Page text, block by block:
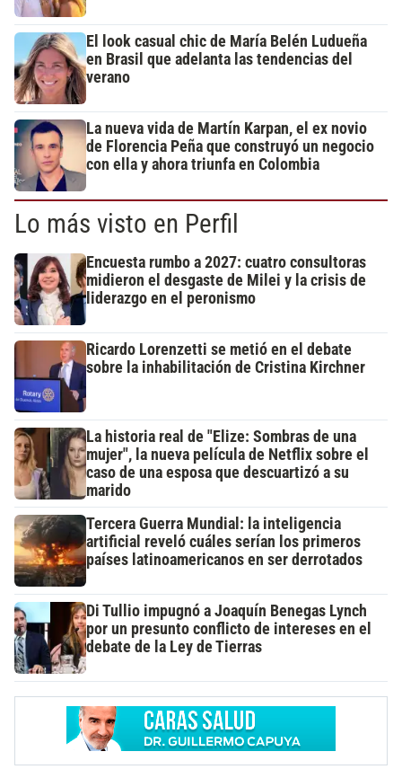
El look casual chic de María Belén Ludueña
en Brasil que adelanta las tendencias del
verano
La nueva vida de Martín Karpan, el ex novio
de Florencia Peña que construyó un negocio
con ella y ahora triunfa en Colombia
Lo más visto en Perfil
Encuesta rumbo a 2027: cuatro consultoras
midieron el desgaste de Milei y la crisis de
liderazgo en el peronismo
Ricardo Lorenzetti se metió en el debate
sobre la inhabilitación de Cristina Kirchner
La historia real de "Elize: Sombras de una
mujer", la nueva película de Netflix sobre el
caso de una esposa que descuartizó a su
marido
Tercera Guerra Mundial: la inteligencia
artificial reveló cuáles serían los primeros
países latinoamericanos en ser derrotados
Di Tullio impugnó a Joaquín Benegas Lynch
por un presunto conflicto de intereses en el
debate de la Ley de Tierras